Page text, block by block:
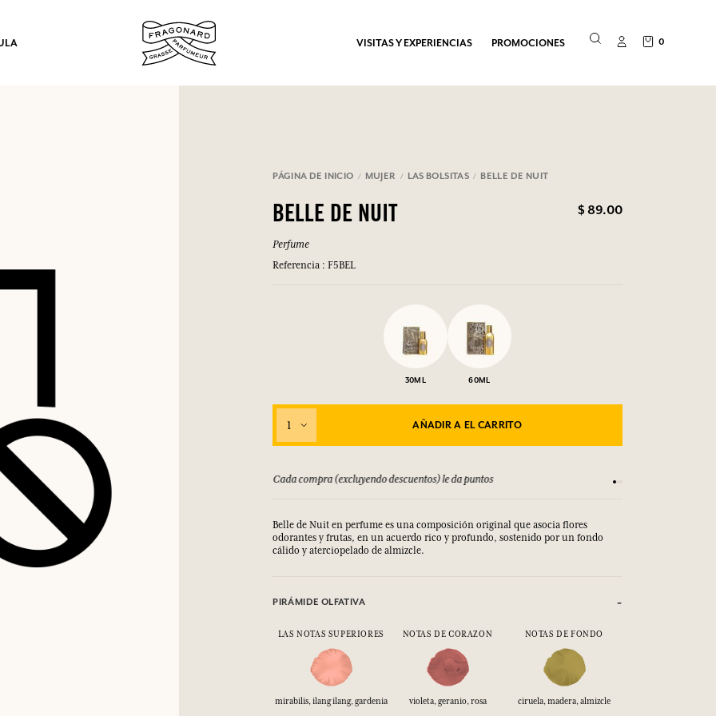
VISITAS Y EXPERIENCIAS PROMOCIONES 0
PÁGINA DE INICIO MUJER LAS BOLSITAS BELLE DE NUIT
BELLE DE NUIT $ 89.00
Perfume
Referencia : F5BEL
30ML 60ML
1 AÑADIR A EL CARRITO
hasta 15 días Cada compra (excluyendo descuentos) le da puntos
Belle de Nuit en perfume es una composición original que asocia flores
odorantes y frutas, en un acuerdo rico y profundo, sostenido por un fondo
cálido y aterciopelado de almizcle.
PIRÁMIDE OLFATIVA
LAS NOTAS SUPERIORES NOTAS DE CORAZON NOTAS DE FONDO
mirabilis, ilang ilang, gardenia violeta, geranio, rosa ciruela, madera, almizcle